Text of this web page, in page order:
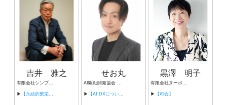
吉井 雅之
有限会社シンプルタスク 代表取締役 習慣形成コンサルタント
▶ 【永続的繁栄の組織づくり】
せお丸
AI駆動開発協会 代表理事 サイバーフリークス株式会社 代表取締役
▶ 【AI DXについて】
黒澤 明子
有限会社ヌーボヌール代表取締役
▶ 【司会】